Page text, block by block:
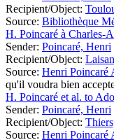
Recipient/Object:
Source: Bibliothèque
H. Poincaré à Charles-
Sender: Poincaré, Henri
Recipient/Object:
Source: Henri Poincaré
qu'il voudra bien
H. Poincaré et al. to
Sender: Poincaré, Henri
Recipient/Object:
Source: Henri Poincaré